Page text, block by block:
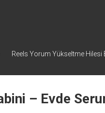
Reels Yorum Yükseltme Hilesi
– Evde